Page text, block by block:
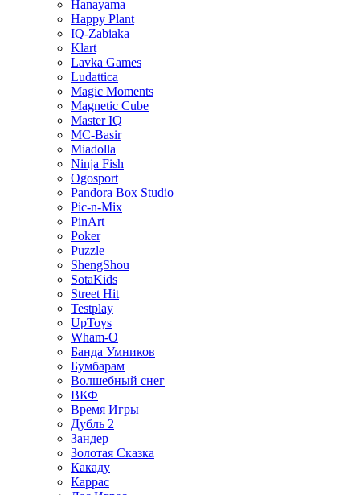
Hanayama
Happy Plant
IQ-Zabiaka
Klart
Lavka Games
Ludattica
Magic Moments
Magnetic Cube
Master IQ
MC-Basir
Miadolla
Ninja Fish
Ogosport
Pandora Box Studio
Pic-n-Mix
PinArt
Poker
Puzzle
ShengShou
SotaKids
Street Hit
Testplay
UpToys
Wham-O
Банда Умников
Бумбарам
Волшебный снег
ВКФ
Время Игры
Дубль 2
Зандер
Золотая Сказка
Какаду
Каррас